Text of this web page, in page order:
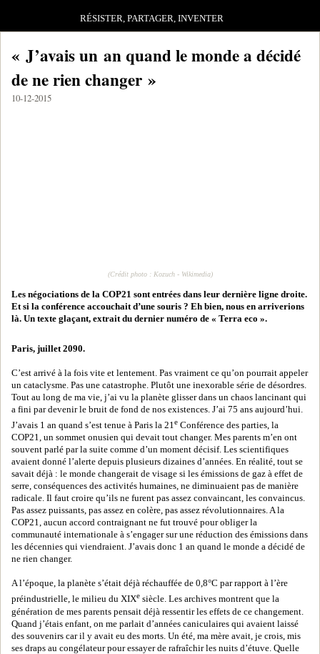
RÉSISTER, PARTAGER, INVENTER
« J’avais un an quand le monde a décidé
de ne rien changer »
10-12-2015
(Crédit photo : Kozuch - Wikimedia)
Les négociations de la COP21 sont entrées dans leur dernière ligne droite.
Et si la conférence accouchait d’une souris ? Eh bien, nous en arriverions
là. Un texte glaçant, extrait du dernier numéro de « Terra eco ».
Paris, juillet 2090.
C’est arrivé à la fois vite et lentement. Pas vraiment ce qu’on pourrait appeler
un cataclysme. Pas une catastrophe. Plutôt une inexorable série de désordres.
Tout au long de ma vie, j’ai vu la planète glisser dans un chaos lancinant qui
a fini par devenir le bruit de fond de nos existences. J’ai 75 ans aujourd’hui.
J’avais 1 an quand s’est tenue à Paris la 21e Conférence des parties, la
COP21, un sommet onusien qui devait tout changer. Mes parents m’en ont
souvent parlé par la suite comme d’un moment décisif. Les scientifiques
avaient donné l’alerte depuis plusieurs dizaines d’années. En réalité, tout se
savait déjà : le monde changerait de visage si les émissions de gaz à effet de
serre, conséquences des activités humaines, ne diminuaient pas de manière
radicale. Il faut croire qu’ils ne furent pas assez convaincant, les convaincus.
Pas assez puissants, pas assez en colère, pas assez révolutionnaires. A la
COP21, aucun accord contraignant ne fut trouvé pour obliger la
communauté internationale à s’engager sur une réduction des émissions dans
les décennies qui viendraient. J’avais donc 1 an quand le monde a décidé de
ne rien changer.
A l’époque, la planète s’était déjà réchauffée de 0,8°C par rapport à l’ère
préindustrielle, le milieu du XIXe siècle. Les archives montrent que la
génération de mes parents pensait déjà ressentir les effets de ce changement.
Quand j’étais enfant, on me parlait d’années caniculaires qui avaient laissé
des souvenirs car il y avait eu des morts. Un été, ma mère avait, je crois, mis
ses draps au congélateur pour essayer de rafraîchir les nuits d’étuve. Quelle